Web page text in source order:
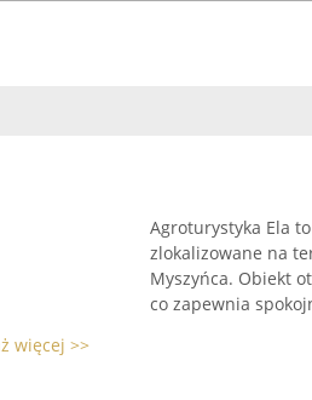
więcej >>
Agroturystyka Ela
zlokalizowane na
Myszyńca. Obiekt
co zapewnia